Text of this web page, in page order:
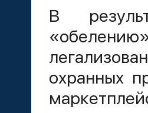
В
охранных